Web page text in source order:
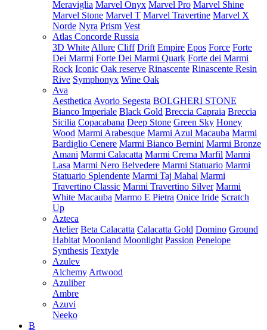
Meraviglia Marvel Onyx Marvel Pro Marvel Shine
Marvel Stone Marvel T Marvel Travertine Marvel X
Norde Nyra Prism Vest
Atlas Concorde Russia
3D White Allure Cliff Drift Empire Epos Force Forte
Dei Marmi Forte Dei Marmi Quark Forte dei Marmi
Rock Iconic Oak reserve Rinascente Rinascente Resin
Rive Symphonyx Wine Oak
Ava
Aesthetica Avorio Segesta BOLGHERI STONE
Bianco Imperiale Black Gold Breccia Capraia Breccia
Sicilia Copacabana Deep Stone Green Sky Honey
Wood Marmi Arabesque Marmi Azul Macauba Marmi
Bardiglio Cenere Marmi Bianco Bernini Marmi Bronze
Amani Marmi Calacatta Marmi Crema Marfil Marmi
Lasa Marmi Nero Belvedere Marmi Statuario Marmi
Statuario Splendente Marmi Taj Mahal Marmi
Travertino Classic Marmi Travertino Silver Marmi
White Macauba Marmo E Pietra Onice Iride Scratch
Up
Azteca
Atelier Beta Calacatta Calacatta Gold Domino Ground
Habitat Moonland Moonlight Passion Penelope
Synthesis Textyle
Azulev
Alchemy Artwood
Azuliber
Ambre
Azuvi
Neeko
B